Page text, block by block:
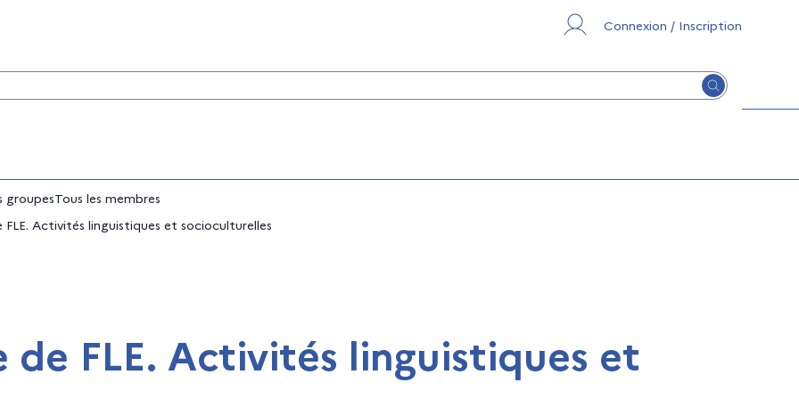
Connexion / Inscription
groupesTous les membres
Lancer la
FLE. Activités linguistiques et socioculturelles
de FLE. Activités linguistiques et